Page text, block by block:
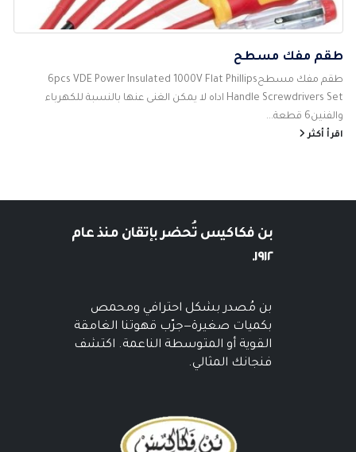
طقم مفك مسطح
طقم مفك مسطح6pcs VDE Power Insulated 1000V Flat Phillips
Handle Screwdrivers Set اداه لا يمكن الغنى عنها بالنسبة للكهرباء
والفنين6 قطعة...
اقرأ أكثر
بن فكاكيستُحضر بإتقان منذ عام
١٩١٢.
بن مُصدر بشكل احترافي ومحمص
بكميات صغيرة—جرّب قهوتنا الغامقة
القوية أو المتوسطة الناعمة. اكتشف
فنجانك المثالي.